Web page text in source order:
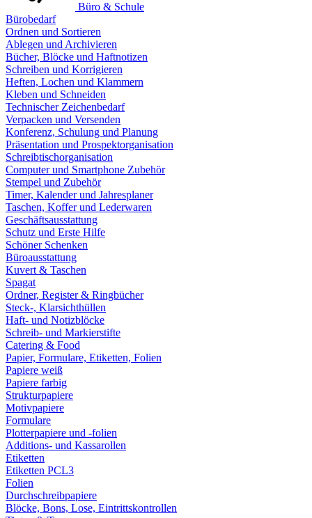
Büro & Schule
Bürobedarf
Ordnen und Sortieren
Ablegen und Archivieren
Bücher, Blöcke und Haftnotizen
Schreiben und Korrigieren
Heften, Lochen und Klammern
Kleben und Schneiden
Technischer Zeichenbedarf
Verpacken und Versenden
Konferenz, Schulung und Planung
Präsentation und Prospektorganisation
Schreibtischorganisation
Computer und Smartphone Zubehör
Stempel und Zubehör
Timer, Kalender und Jahresplaner
Taschen, Koffer und Lederwaren
Geschäftsausstattung
Schutz und Erste Hilfe
Schöner Schenken
Büroausstattung
Kuvert & Taschen
Spagat
Ordner, Register & Ringbücher
Steck-, Klarsichthüllen
Haft- und Notizblöcke
Schreib- und Markierstifte
Catering & Food
Papier, Formulare, Etiketten, Folien
Papiere weiß
Papiere farbig
Strukturpapiere
Motivpapiere
Formulare
Plotterpapiere und -folien
Additions- und Kassarollen
Etiketten
Etiketten PCL3
Folien
Durchschreibpapiere
Blöcke, Bons, Lose, Eintrittskontrollen